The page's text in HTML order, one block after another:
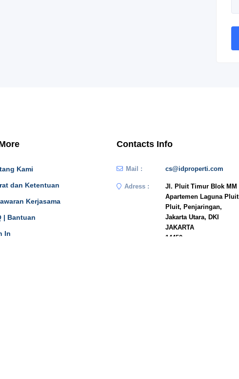
Kami
dan Ketentuan
Kerjasama
| Bantuan
In
Contacts Info
Mail : cs@idproperti.com
Adress :
Jl. Pluit Timur Blok MM
Apartemen Laguna Pluit
Pluit, Penjaringan,
Jakarta Utara, DKI
JAKARTA
14450